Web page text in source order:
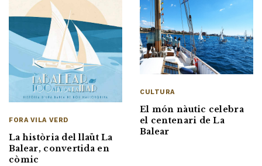
FORA VILA VERD
La història del llaüt La
Balear, convertida en
còmic
CULTURA
El món nàutic celebra
el centenari de La
Balear